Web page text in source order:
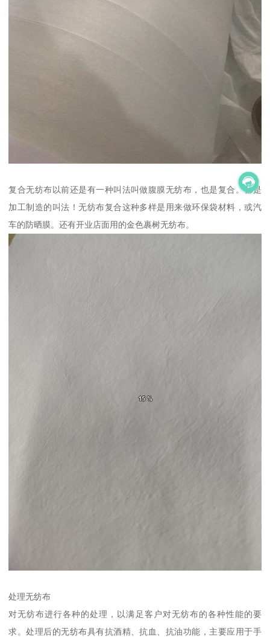
复合无纺布以前还是有一种叫法叫做腹膜无纺布，也是复合。都是
加工制造的叫法！无纺布复合这种多样是用来做环保袋材料，或汽
车的防晒膜。还有开业店面用的金色裹树无纺布。
处理无纺布
对无纺布进行各种的处理，以满足客户对无纺布的各种性能的要
求。处理后的无纺布具有抗酒精、抗血、抗油功能，主要应用于手